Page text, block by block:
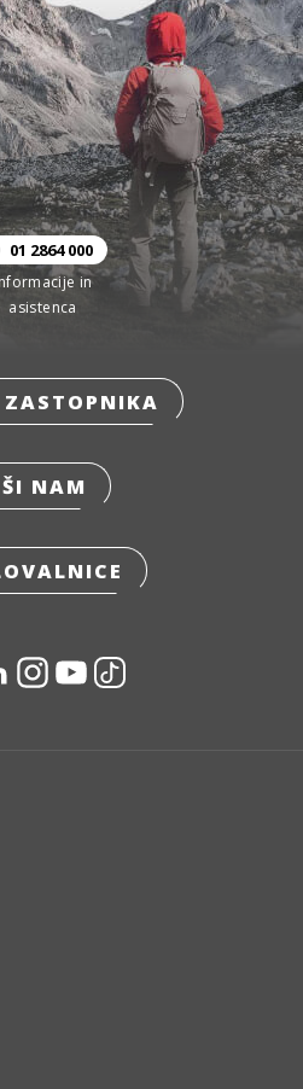
01 2864 000
in
asistenca
ZASTOPNIKA
NAM